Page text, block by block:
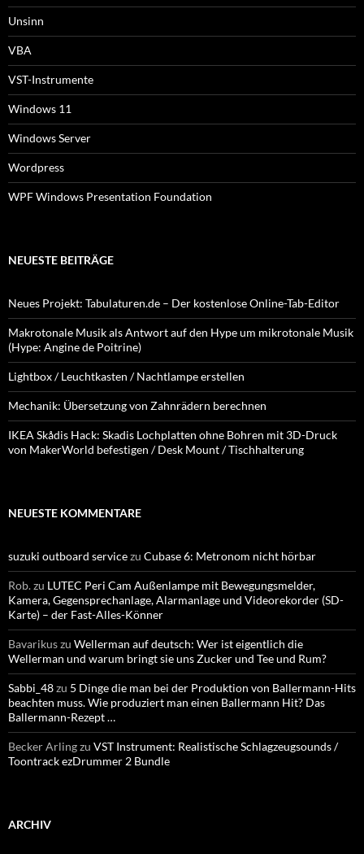
Unsinn
VBA
VST-Instrumente
Windows 11
Windows Server
Wordpress
WPF Windows Presentation Foundation
NEUESTE BEITRÄGE
Neues Projekt: Tabulaturen.de – Der kostenlose Online-Tab-Editor
Makrotonale Musik als Antwort auf den Hype um mikrotonale Musik
(Hype: Angine de Poitrine)
Lightbox / Leuchtkasten / Nachtlampe erstellen
Mechanik: Übersetzung von Zahnrädern berechnen
IKEA Skådis Hack: Skadis Lochplatten ohne Bohren mit 3D-Druck
von MakerWorld befestigen / Desk Mount / Tischhalterung
NEUESTE KOMMENTARE
suzuki outboard servicezu Cubase 6: Metronom nicht hörbar
Rob.zu LUTEC Peri Cam Außenlampe mit Bewegungsmelder,
Kamera, Gegensprechanlage, Alarmanlage und Videorekorder (SD-
Karte) – der Fast-Alles-Könner
Bavarikuszu Wellerman auf deutsch: Wer ist eigentlich die
Wellerman und warum bringt sie uns Zucker und Tee und Rum?
Sabbi_48zu 5 Dinge die man bei der Produktion von Ballermann-Hits
beachten muss. Wie produziert man einen Ballermann Hit? Das
Ballermann-Rezept …
Becker Arlingzu VST Instrument: Realistische Schlagzeugsounds /
Toontrack ezDrummer 2 Bundle
ARCHIV